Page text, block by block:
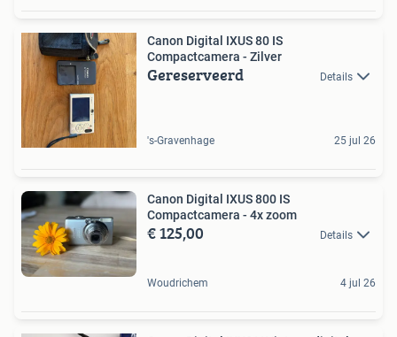
Canon Digital IXUS 80 IS
Compactcamera - Zilver
Gereserveerd Details
's-Gravenhage 25 jul 26
Canon Digital IXUS 800 IS
Compactcamera - 4x zoom
€ 125,00 Details
Woudrichem 4 jul 26